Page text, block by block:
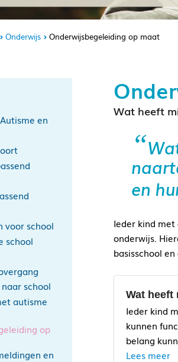
Onderwijs Onderwijsbegeleiding op maat
en
voor school
school
school
autisme
op
en
Wat heeft
en
Ieder kind
onderwijs.
basisschool
Wat heeft
Ieder kind
kunnen
belang
Lees meer